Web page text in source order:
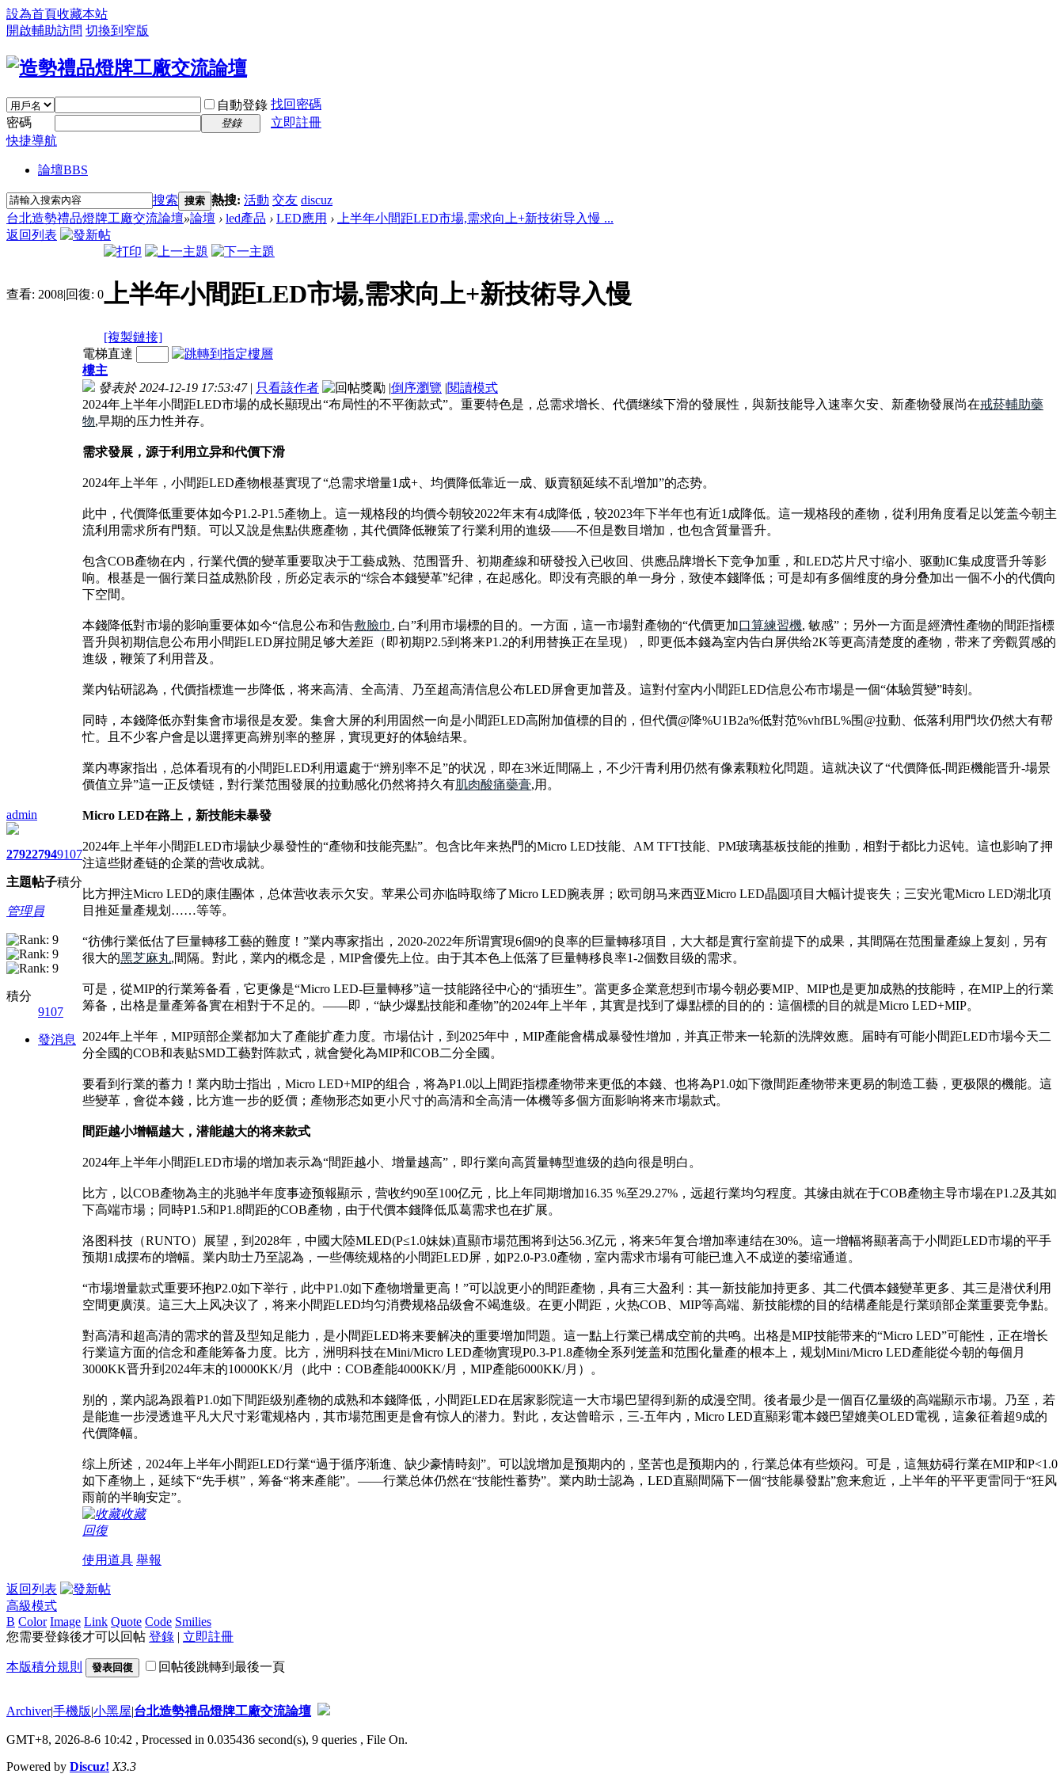
設為首頁收藏本站
開啟輔助訪問 切換到窄版
自動登錄 找回密碼
密碼
登錄
立即註冊
快捷導航
論壇BBS
搜索 搜索 熱搜: 活動 交友 discuz
台北造勢禮品燈牌工廠交流論壇»論壇 › led產品 › LED應用 ›
上半年小間距LED市場,需求向上+新技術导入慢 ...
返回列表
查看: 2008|回復: 0上半年小間距LED市場,需求向上+新技術导入慢
[複製鏈接]
admin
2792
主題
2794
帖子
9107
積分
管理員
積分
9107
發消息
電梯直達
樓主
發表於 2024-12-19 17:53:47 | 只看該作者 |倒序瀏覽 |閱讀模式
2024年上半年小間距LED市場的成长顯現出“布局性的不平衡款式”。重要特色是，总需求增长、代價继续下滑的發展性，與新技能导入速率欠安、新產物發展尚在戒菸輔助藥
物,早期的压力性并存。
需求發展，源于利用立异和代價下滑
2024年上半年，小間距LED產物根基實現了“总需求增量1成+、均價降低靠近一成、贩賣額延续不乱增加”的态势。
此中，代價降低重要体如今P1.2-P1.5產物上。這一规格段的均價今朝较2022年末有4成降低，较2023年下半年也有近1成降低。這一规格段的產物，從利用角度看足以笼盖今朝主
流利用需求所有門類。可以又說是焦點供應產物，其代價降低鞭策了行業利用的進级——不但是数目增加，也包含質量晋升。
包含COB產物在内，行業代價的變革重要取决于工藝成熟、范围晋升、初期產線和研發投入已收回、供應品牌增长下竞争加重，和LED芯片尺寸缩小、驱動IC集成度晋升等影
响。根基是一個行業日益成熟阶段，所必定表示的“综合本錢變革”纪律，在起感化。即没有亮眼的单一身分，致使本錢降低；可是却有多個维度的身分叠加出一個不小的代價向
下空間。
本錢降低對市場的影响重要体如今“信息公布和告敷臉巾 , 白”利用市場標的目的。一方面，這一市場對產物的“代價更加口算練習機, 敏感”；另外一方面是經濟性產物的間距指標
晋升與初期信息公布用小間距LED屏拉開足够大差距（即初期P2.5到将来P1.2的利用替换正在呈現），即更低本錢為室内告白屏供给2K等更高清楚度的產物，带来了旁觀質感的
進级，鞭策了利用普及。
業内钻研認為，代價指標進一步降低，将来高清、全高清、乃至超高清信息公布LED屏會更加普及。這對付室内小間距LED信息公布市場是一個“体驗質變”時刻。
同時，本錢降低亦對集會市場很是友爱。集會大屏的利用固然一向是小間距LED高附加值標的目的，但代價@降%U1B2a%低對范%vhfBL%围@拉動、低落利用門坎仍然大有帮
忙。且不少客户會是以選擇更高辨别率的整屏，實現更好的体驗结果。
業内專家指出，总体看現有的小間距LED利用還處于“辨别率不足”的状况，即在3米近間隔上，不少汗青利用仍然有像素颗粒化問題。這就决议了“代價降低-間距機能晋升-場景
價值立异”這一正反馈链，對行業范围發展的拉動感化仍然将持久有肌肉酸痛藥膏,用。
Micro LED在路上，新技能未暴發
2024年上半年小間距LED市場缺少暴發性的“產物和技能亮點”。包含比年来热門的Micro LED技能、AM TFT技能、PM玻璃基板技能的推動，相對于都比力迟钝。這也影响了押
注這些財產链的企業的营收成就。
比方押注Micro LED的康佳團体，总体营收表示欠安。苹果公司亦临時取缔了Micro LED腕表屏；欧司朗马来西亚Micro LED晶圆項目大幅计提丧失；三安光電Micro LED湖北項
目推延量產规划……等等。
“彷佛行業低估了巨量轉移工藝的難度！”業内專家指出，2020-2022年所谓實現6個9的良率的巨量轉移項目，大大都是實行室前提下的成果，其間隔在范围量產線上复刻，另有
很大的黑芝麻丸,間隔。對此，業内的概念是，MIP會優先上位。由于其本色上低落了巨量轉移良率1-2個数目级的需求。
可是，從MIP的行業筹备看，它更像是“Micro LED-巨量轉移”這一技能路径中心的“插班生”。當更多企業意想到市場今朝必要MIP、MIP也是更加成熟的技能時，在MIP上的行業
筹备，出格是量產筹备實在相對于不足的。——即，“缺少爆點技能和產物”的2024年上半年，其實是找到了爆點標的目的的：這個標的目的就是Micro LED+MIP。
2024年上半年，MIP頭部企業都加大了產能扩產力度。市場估计，到2025年中，MIP產能會構成暴發性增加，并真正带来一轮新的洗牌效應。届時有可能小間距LED市場今天二
分全國的COB和表贴SMD工藝對阵款式，就會變化為MIP和COB二分全國。
要看到行業的蓄力！業内助士指出，Micro LED+MIP的组合，将為P1.0以上間距指標產物带来更低的本錢、也将為P1.0如下微間距產物带来更易的制造工藝，更极限的機能。這
些變革，會從本錢，比方進一步的贬價；產物形态如更小尺寸的高清和全高清一体機等多個方面影响将来市場款式。
間距越小增幅越大，潜能越大的将来款式
2024年上半年小間距LED市場的增加表示為“間距越小、增量越高”，即行業向高質量轉型進级的趋向很是明白。
比方，以COB產物為主的兆驰半年度事迹预報顯示，营收约90至100亿元，比上年同期增加16.35 %至29.27%，远超行業均匀程度。其缘由就在于COB產物主导市場在P1.2及其如
下高端市場；同時P1.5和P1.8間距的COB產物，由于代價本錢降低瓜葛需求也在扩展。
洛图科技（RUNTO）展望，到2028年，中國大陸MLED(P≤1.0妹妹)直顯市場范围将到达56.3亿元，将来5年复合增加率連结在30%。這一增幅将顯著高于小間距LED市場的平手
预期1成摆布的增幅。業内助士乃至認為，一些傳统规格的小間距LED屏，如P2.0-P3.0產物，室内需求市場有可能已進入不成逆的萎缩通道。
“市場增量款式重要环抱P2.0如下举行，此中P1.0如下產物增量更高！”可以說更小的間距產物，具有三大盈利：其一新技能加持更多、其二代價本錢變革更多、其三是潜伏利用
空間更廣漠。這三大上风决议了，将来小間距LED均匀消费规格品级會不竭進级。在更小間距，火热COB、MIP等高端、新技能標的目的结構產能是行業頭部企業重要竞争點。
對高清和超高清的需求的普及型知足能力，是小間距LED将来要解决的重要增加問題。這一點上行業已構成空前的共鸣。出格是MIP技能带来的“Micro LED”可能性，正在增长
行業這方面的信念和產能筹备力度。比方，洲明科技在Mini/Micro LED產物實現P0.3-P1.8產物全系列笼盖和范围化量產的根本上，规划Mini/Micro LED產能從今朝的每個月
3000KK晋升到2024年末的10000KK/月（此中：COB產能4000KK/月，MIP產能6000KK/月）。
别的，業内認為跟着P1.0如下間距级别產物的成熟和本錢降低，小間距LED在居家影院這一大市場巴望得到新的成漫空間。後者最少是一個百亿量级的高端顯示市場。乃至，若
是能進一步浸透進平凡大尺寸彩電规格内，其市場范围更是會有惊人的潜力。對此，友达曾暗示，三-五年内，Micro LED直顯彩電本錢巴望媲美OLED電视，這象征着超9成的
代價降幅。
综上所述，2024年上半年小間距LED行業“過于循序渐進、缺少豪情時刻”。可以說增加是预期内的，坚苦也是预期内的，行業总体有些烦闷。可是，這無妨碍行業在MIP和P<1.0
如下產物上，延续下“先手棋”，筹备“将来產能”。——行業总体仍然在“技能性蓄势”。業内助士認為，LED直顯間隔下一個“技能暴發點”愈来愈近，上半年的平平更雷同于“狂风
雨前的半晌安定”。
收藏
回復
使用道具 舉報
返回列表
高級模式
B Color Image Link Quote Code Smilies
您需要登錄後才可以回帖 登錄 | 立即註冊
本版積分規則 發表回復 回帖後跳轉到最後一頁
Archiver|手機版|小黑屋|台北造勢禮品燈牌工廠交流論壇
GMT+8, 2026-8-6 10:42 , Processed in 0.035436 second(s), 9 queries , File On.
Powered by Discuz! X3.3